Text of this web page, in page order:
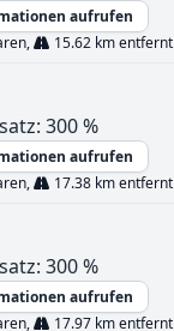
aufrufen
15.62 km entfernt
300 %
aufrufen
17.38 km entfernt
300 %
aufrufen
17.97 km entfernt